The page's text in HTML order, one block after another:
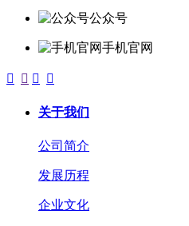
公众号
手机官网
   
关于我们
公司简介
发展历程
企业文化